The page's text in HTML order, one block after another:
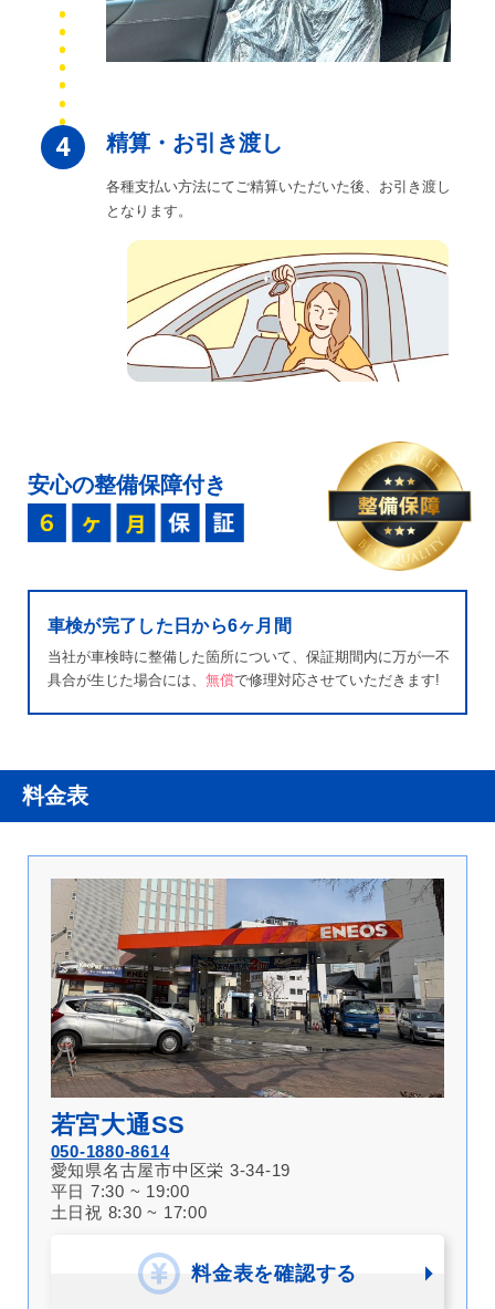
4 精算・お引き渡し
各種支払い方法にてご精算いただいた後、お引き渡し
となります。
安心の整備保障付き
車検が完了した日から6ヶ月間
当社が車検時に整備した箇所について、保証期間内に万が一不
具合が生じた場合には、 無償で修理対応させていただきます!
料金表
若宮大通SS
050-1880-8614
愛知県名古屋市中区栄 3-34-19
平日 7:30 ~ 19:00
土日祝 8:30 ~ 17:00
料金表を確認する